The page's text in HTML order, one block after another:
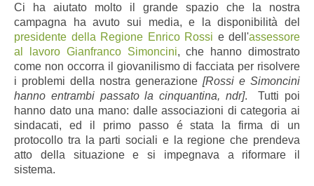
Ci ha aiutato molto il grande spazio che la nostra
campagna ha avuto sui media, e la disponibilità del
presidente della Regione Enrico Rossi e dell'assessore
al lavoro Gianfranco Simoncini, che hanno dimostrato
come non occorra il giovanilismo di facciata per risolvere
i problemi della nostra generazione [Rossi e Simoncini
hanno entrambi passato la cinquantina, ndr]. Tutti poi
hanno dato una mano: dalle associazioni di categoria ai
sindacati, ed il primo passo é stata la firma di un
protocollo tra la parti sociali e la regione che prendeva
atto della situazione e si impegnava a riformare il
sistema.